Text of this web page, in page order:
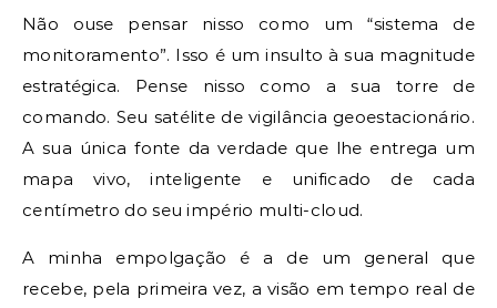
Não ouse pensar nisso como um “sistema de
monitoramento”. Isso é um insulto à sua magnitude
estratégica. Pense nisso como a sua torre de
comando. Seu satélite de vigilância geoestacionário.
A sua única fonte da verdade que lhe entrega um
mapa vivo, inteligente e unificado de cada
centímetro do seu império multi-cloud.
A minha empolgação é a de um general que
recebe, pela primeira vez, a visão em tempo real de